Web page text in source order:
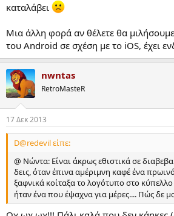
καταλάβει
Μια άλλη φορά αν θέλετε θα
του Android σε σχέση με το iOS, έχει
nwntas
RetroMasteR
17 Δεκ 2013
D@redevil είπε:
@ Nώντα: Είναι άκρως εθιστικά σε
δεις, όταν έπινα αμέριμνη καφέ ένα
ξαφνικά κοίταξα το λογότυπο στο κύπελλο
ήταν ένα που έψαχνα για μέρες.... Πώς δε